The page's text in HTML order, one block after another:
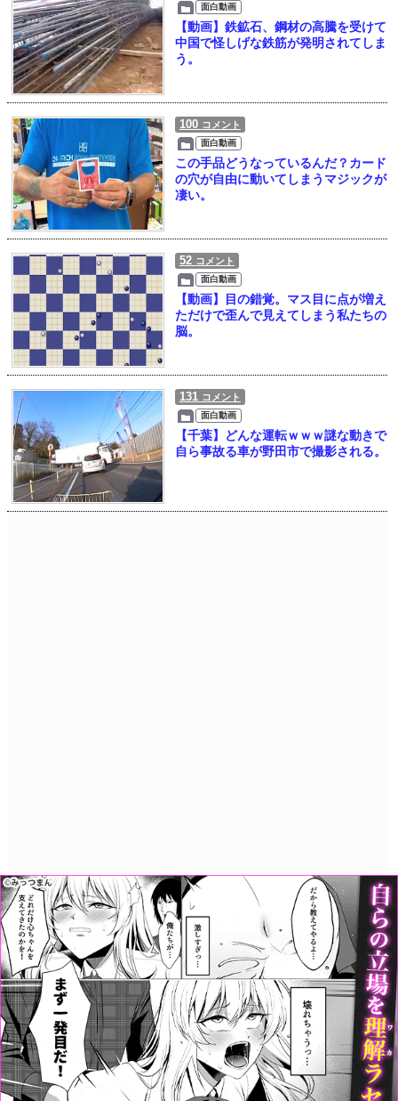
面白動画
【動画】鉄鉱石、鋼材の高騰を受けて
中国で怪しげな鉄筋が発明されてしま
う。
100 コメント
面白動画
この手品どうなっているんだ？カード
の穴が自由に動いてしまうマジックが
凄い。
52 コメント
面白動画
【動画】目の錯覚。マス目に点が増え
ただけで歪んで見えてしまう私たちの
脳。
131 コメント
面白動画
【千葉】どんな運転ｗｗｗ謎な動きで
自ら事故る車が野田市で撮影される。